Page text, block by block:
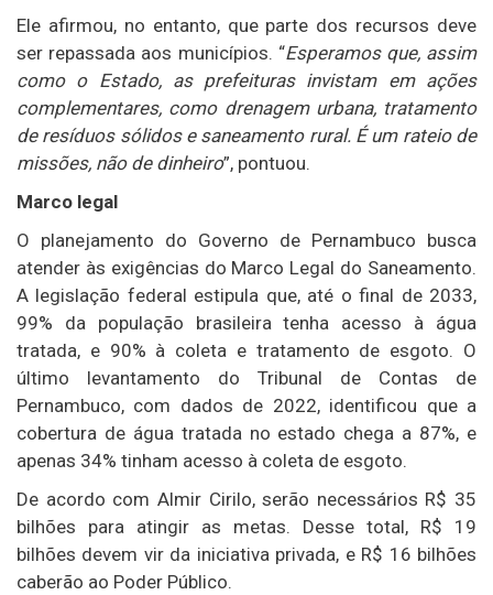
Ele afirmou, no entanto, que parte dos recursos deve
ser repassada aos municípios. “Esperamos que, assim
como o Estado, as prefeituras invistam em ações
complementares, como drenagem urbana, tratamento
de resíduos sólidos e saneamento rural. É um rateio de
missões, não de dinheiro”, pontuou.
Marco legal
O planejamento do Governo de Pernambuco busca
atender às exigências do Marco Legal do Saneamento.
A legislação federal estipula que, até o final de 2033,
99% da população brasileira tenha acesso à água
tratada, e 90% à coleta e tratamento de esgoto. O
último levantamento do Tribunal de Contas de
Pernambuco, com dados de 2022, identificou que a
cobertura de água tratada no estado chega a 87%, e
apenas 34% tinham acesso à coleta de esgoto.
De acordo com Almir Cirilo, serão necessários R$ 35
bilhões para atingir as metas. Desse total, R$ 19
bilhões devem vir da iniciativa privada, e R$ 16 bilhões
caberão ao Poder Público.